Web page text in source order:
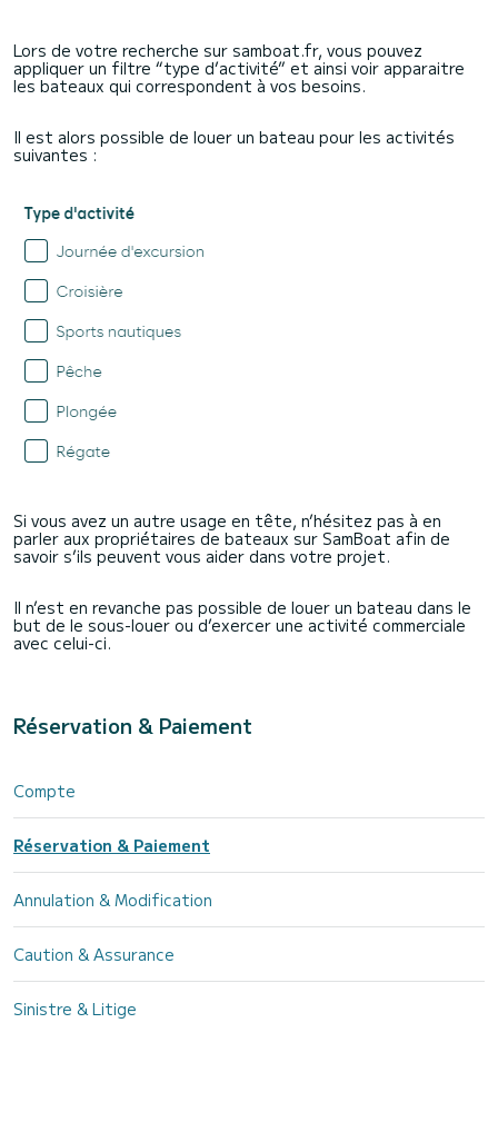
Réservation & Paiement
Compte
Réservation & Paiement
Annulation & Modification
Caution & Assurance
Sinistre & Litige
Lors de votre recherche sur samboat.fr, vous pouvez
appliquer un filtre “type d’activité” et ainsi voir apparaitre
les bateaux qui correspondent à vos besoins.
Il est alors possible de louer un bateau pour les activités
suivantes :
Si vous avez un autre usage en tête, n’hésitez pas à en
parler aux propriétaires de bateaux sur SamBoat afin de
savoir s’ils peuvent vous aider dans votre projet.
Il n’est en revanche pas possible de louer un bateau dans le
but de le sous-louer ou d’exercer une activité commerciale
avec celui-ci.